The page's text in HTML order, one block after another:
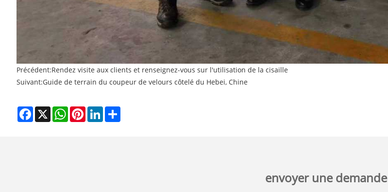
Précédent:Rendez visite aux clients et renseignez-vous sur l'utilisation de la cisaille
Suivant:Guide de terrain du coupeur de velours côtelé du Hebei, Chine
Facebook
X WhatsAppPinterestLinkedInShare
envoyer une demande